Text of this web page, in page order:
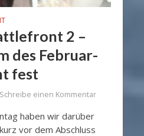
2 –
des Februar-
fest
Schreibe einen Kommentar
haben wir darüber
vor dem Abschluss